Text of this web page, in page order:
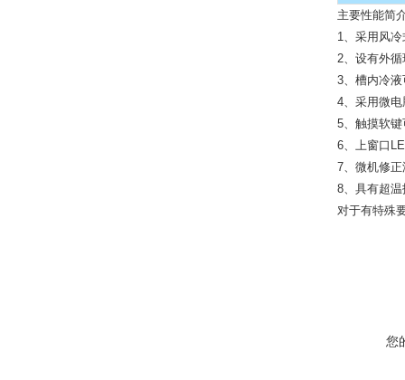
主要性能简
1、采用风
2、设有外
3、槽内冷
4、采用微
5、触摸软
6、上窗口
7、微机修
8、具有超
对于有特殊
您